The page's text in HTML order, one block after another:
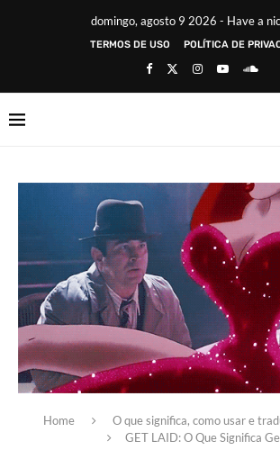
domingo, agosto 9 2026 - Have a
TERMOS DE USO POLÍTICA DE
Home
O que significa, como usar e
GET LAID: O Que Significa